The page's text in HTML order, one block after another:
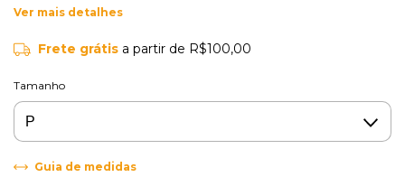
Ver mais detalhes
Frete grátis a partir de R$100,00
Tamanho
Guia de medidas